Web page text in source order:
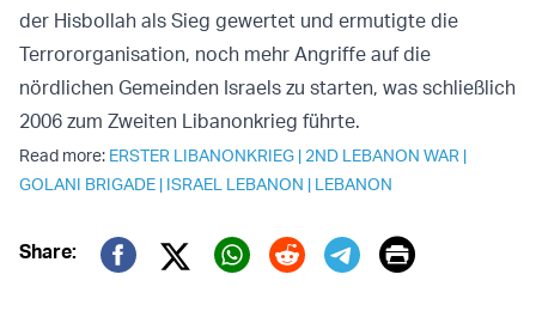
der Hisbollah als Sieg gewertet und ermutigte die
Terrororganisation, noch mehr Angriffe auf die
nördlichen Gemeinden Israels zu starten, was schließlich
2006 zum Zweiten Libanonkrieg führte.
Read more: ERSTER LIBANONKRIEG | 2ND LEBANON WAR |
GOLANI BRIGADE | ISRAEL LEBANON | LEBANON
Share:
Twitter (X)
Print